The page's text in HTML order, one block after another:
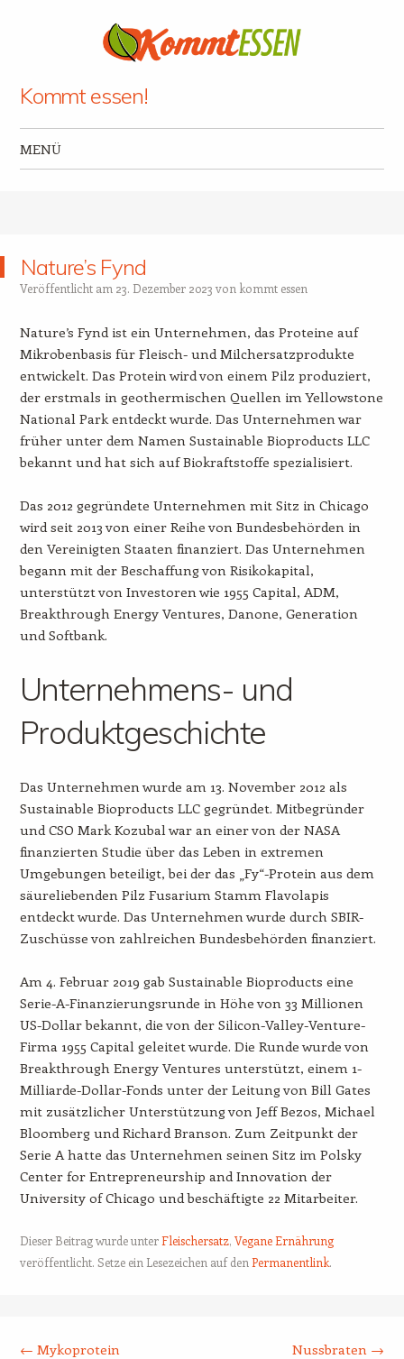
Kommt essen!
MENÜ
Nature’s Fynd
Veröffentlicht am 23. Dezember 2023 von kommt essen
Nature’s Fynd ist ein Unternehmen, das Proteine auf
Mikrobenbasis für Fleisch- und Milchersatzprodukte
entwickelt. Das Protein wird von einem Pilz produziert,
der erstmals in geothermischen Quellen im Yellowstone
National Park entdeckt wurde. Das Unternehmen war
früher unter dem Namen Sustainable Bioproducts LLC
bekannt und hat sich auf Biokraftstoffe spezialisiert.
Das 2012 gegründete Unternehmen mit Sitz in Chicago
wird seit 2013 von einer Reihe von Bundesbehörden in
den Vereinigten Staaten finanziert. Das Unternehmen
begann mit der Beschaffung von Risikokapital,
unterstützt von Investoren wie 1955 Capital, ADM,
Breakthrough Energy Ventures, Danone, Generation
und Softbank.
Unternehmens- und
Produktgeschichte
Das Unternehmen wurde am 13. November 2012 als
Sustainable Bioproducts LLC gegründet. Mitbegründer
und CSO Mark Kozubal war an einer von der NASA
finanzierten Studie über das Leben in extremen
Umgebungen beteiligt, bei der das „Fy“-Protein aus dem
säureliebenden Pilz Fusarium Stamm Flavolapis
entdeckt wurde. Das Unternehmen wurde durch SBIR-
Zuschüsse von zahlreichen Bundesbehörden finanziert.
Am 4. Februar 2019 gab Sustainable Bioproducts eine
Serie-A-Finanzierungsrunde in Höhe von 33 Millionen
US-Dollar bekannt, die von der Silicon-Valley-Venture-
Firma 1955 Capital geleitet wurde. Die Runde wurde von
Breakthrough Energy Ventures unterstützt, einem 1-
Milliarde-Dollar-Fonds unter der Leitung von Bill Gates
mit zusätzlicher Unterstützung von Jeff Bezos, Michael
Bloomberg und Richard Branson. Zum Zeitpunkt der
Serie A hatte das Unternehmen seinen Sitz im Polsky
Center for Entrepreneurship and Innovation der
University of Chicago und beschäftigte 22 Mitarbeiter.
Dieser Beitrag wurde unterFleischersatz, Vegane Ernährung
veröffentlicht. Setze ein Lesezeichen auf den Permanentlink.
← Mykoprotein Nussbraten →